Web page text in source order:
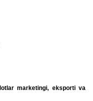
marketingi, eksporti va